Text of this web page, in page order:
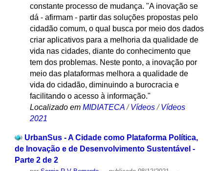
constante processo de mudança. "A inovação se
dá - afirmam - partir das soluções propostas pelo
cidadão comum, o qual busca por meio dos dados
criar aplicativos para a melhoria da qualidade de
vida nas cidades, diante do conhecimento que
tem dos problemas. Neste ponto, a inovação por
meio das plataformas melhora a qualidade de
vida do cidadão, diminuindo a burocracia e
facilitando o acesso à informação."
Localizado em MIDIATECA /Vídeos /Vídeos
2021
UrbanSus - A Cidade como Plataforma Política,
de Inovação e de Desenvolvimento Sustentável -
Parte 2 de 2